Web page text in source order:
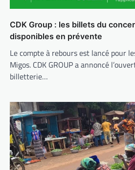
CDK Group : les billets du
disponibles en prévente
Le compte à rebours est lancé pour
Migos. CDK GROUP a annoncé
billetterie…